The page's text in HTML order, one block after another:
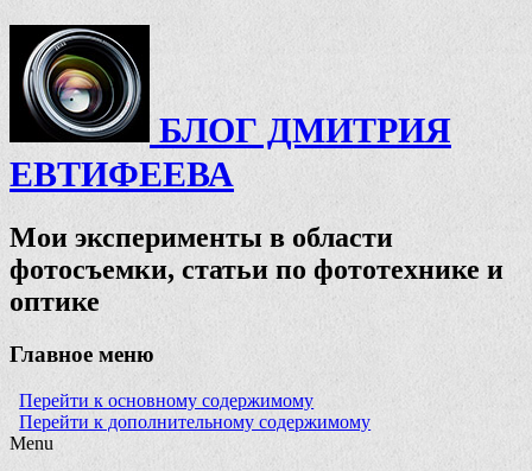
БЛОГ ДМИТРИЯ
ЕВТИФЕЕВА
Мои эксперименты в области
фотосъемки, статьи по фототехнике и
оптике
Главное меню
Перейти к основному содержимому
Перейти к дополнительному содержимому
Menu